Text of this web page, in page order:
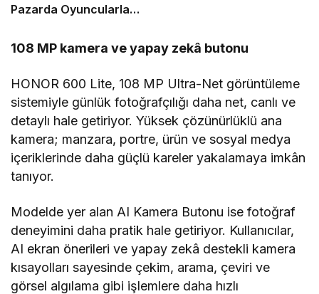
Pazarda Oyuncularla
108 MP kamera ve yapay zekâ butonu
HONOR 600 Lite, 108 MP Ultra-Net görüntüleme
sistemiyle günlük fotoğrafçılığı daha net, canlı ve
detaylı hale getiriyor. Yüksek çözünürlüklü ana
kamera; manzara, portre, ürün ve sosyal medya
içeriklerinde daha güçlü kareler yakalamaya imkân
tanıyor.
Modelde yer alan AI Kamera Butonu ise fotoğraf
deneyimini daha pratik hale getiriyor. Kullanıcılar,
AI ekran önerileri ve yapay zekâ destekli kamera
kısayolları sayesinde çekim, arama, çeviri ve
görsel algılama gibi işlemlere daha hızlı